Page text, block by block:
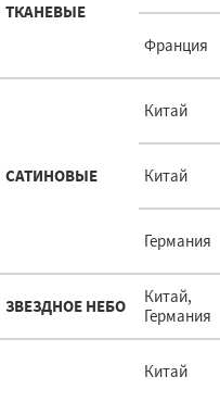
ТКАНЕВЫЕ
Франция
САТИНОВЫЕ
Китай
Китай
Германия
ЗВЕЗДНОЕ НЕБО
Китай,
Германия
Китай